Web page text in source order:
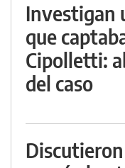
Investigan
que
Cipolletti:
del caso